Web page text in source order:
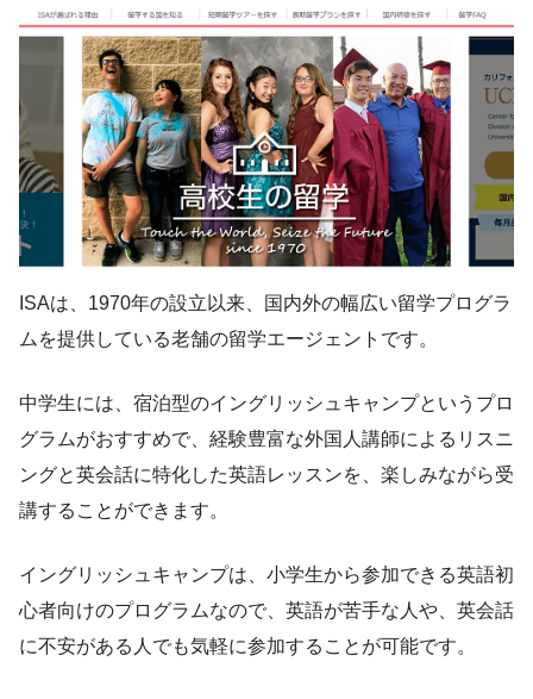
ISAは、1970年の設立以来、国内外の幅広い留学プログラ
ムを提供している老舗の留学エージェントです。
中学生には、宿泊型のイングリッシュキャンプというプロ
グラムがおすすめで、経験豊富な外国人講師によるリスニ
ングと英会話に特化した英語レッスンを、楽しみながら受
講することができます。
イングリッシュキャンプは、小学生から参加できる英語初
心者向けのプログラムなので、英語が苦手な人や、英会話
に不安がある人でも気軽に参加することが可能です。